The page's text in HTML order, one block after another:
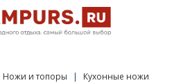
Ножи и топоры
Кухонные ножи